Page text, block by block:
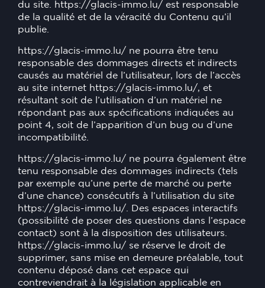
du site. https://glacis-immo.lu/ est responsable
de la qualité et de la véracité du Contenu qu’il
publie.
https://glacis-immo.lu/ ne pourra être tenu
responsable des dommages directs et indirects
causés au matériel de l’utilisateur, lors de l’accès
au site internet https://glacis-immo.lu/, et
résultant soit de l’utilisation d’un matériel ne
répondant pas aux spécifications indiquées au
point 4, soit de l’apparition d’un bug ou d’une
incompatibilité.
https://glacis-immo.lu/ ne pourra également être
tenu responsable des dommages indirects (tels
par exemple qu’une perte de marché ou perte
d’une chance) consécutifs à l’utilisation du site
https://glacis-immo.lu/. Des espaces interactifs
(possibilité de poser des questions dans l’espace
contact) sont à la disposition des utilisateurs.
https://glacis-immo.lu/ se réserve le droit de
supprimer, sans mise en demeure préalable, tout
contenu déposé dans cet espace qui
contreviendrait à la législation applicable en